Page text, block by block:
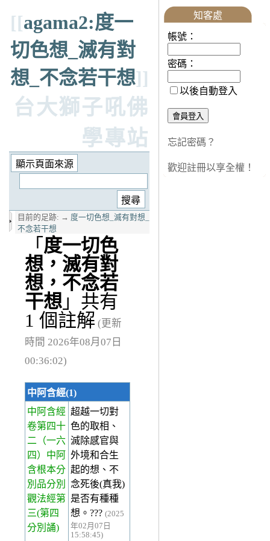
[[agama2:度一
切色想_滅有對
想_不念若干想]]
台大獅子吼佛
學專站
目前的足跡: → 度一切色想_滅有對想_
不念若干想
「 度一切色
想，滅有對
想，不念若
干想 」共有
1 個註解 (更新
時間 2026年08月07日
00:36:02)
中阿含經(1)
中阿含經
卷第四十
二 （一六
四）中阿
含根本分
別品分別
觀法經第
三(第四
分別誦)
超越一切對
色的取相、
滅除感官與
外境和合生
起的想、不
念死後(真我)
是否有種種
想。??? (2025
年02月07日
15:58:45)
知客處
帳號：
密碼：
以後自動登入
忘記密碼？
歡迎註冊以享全權！